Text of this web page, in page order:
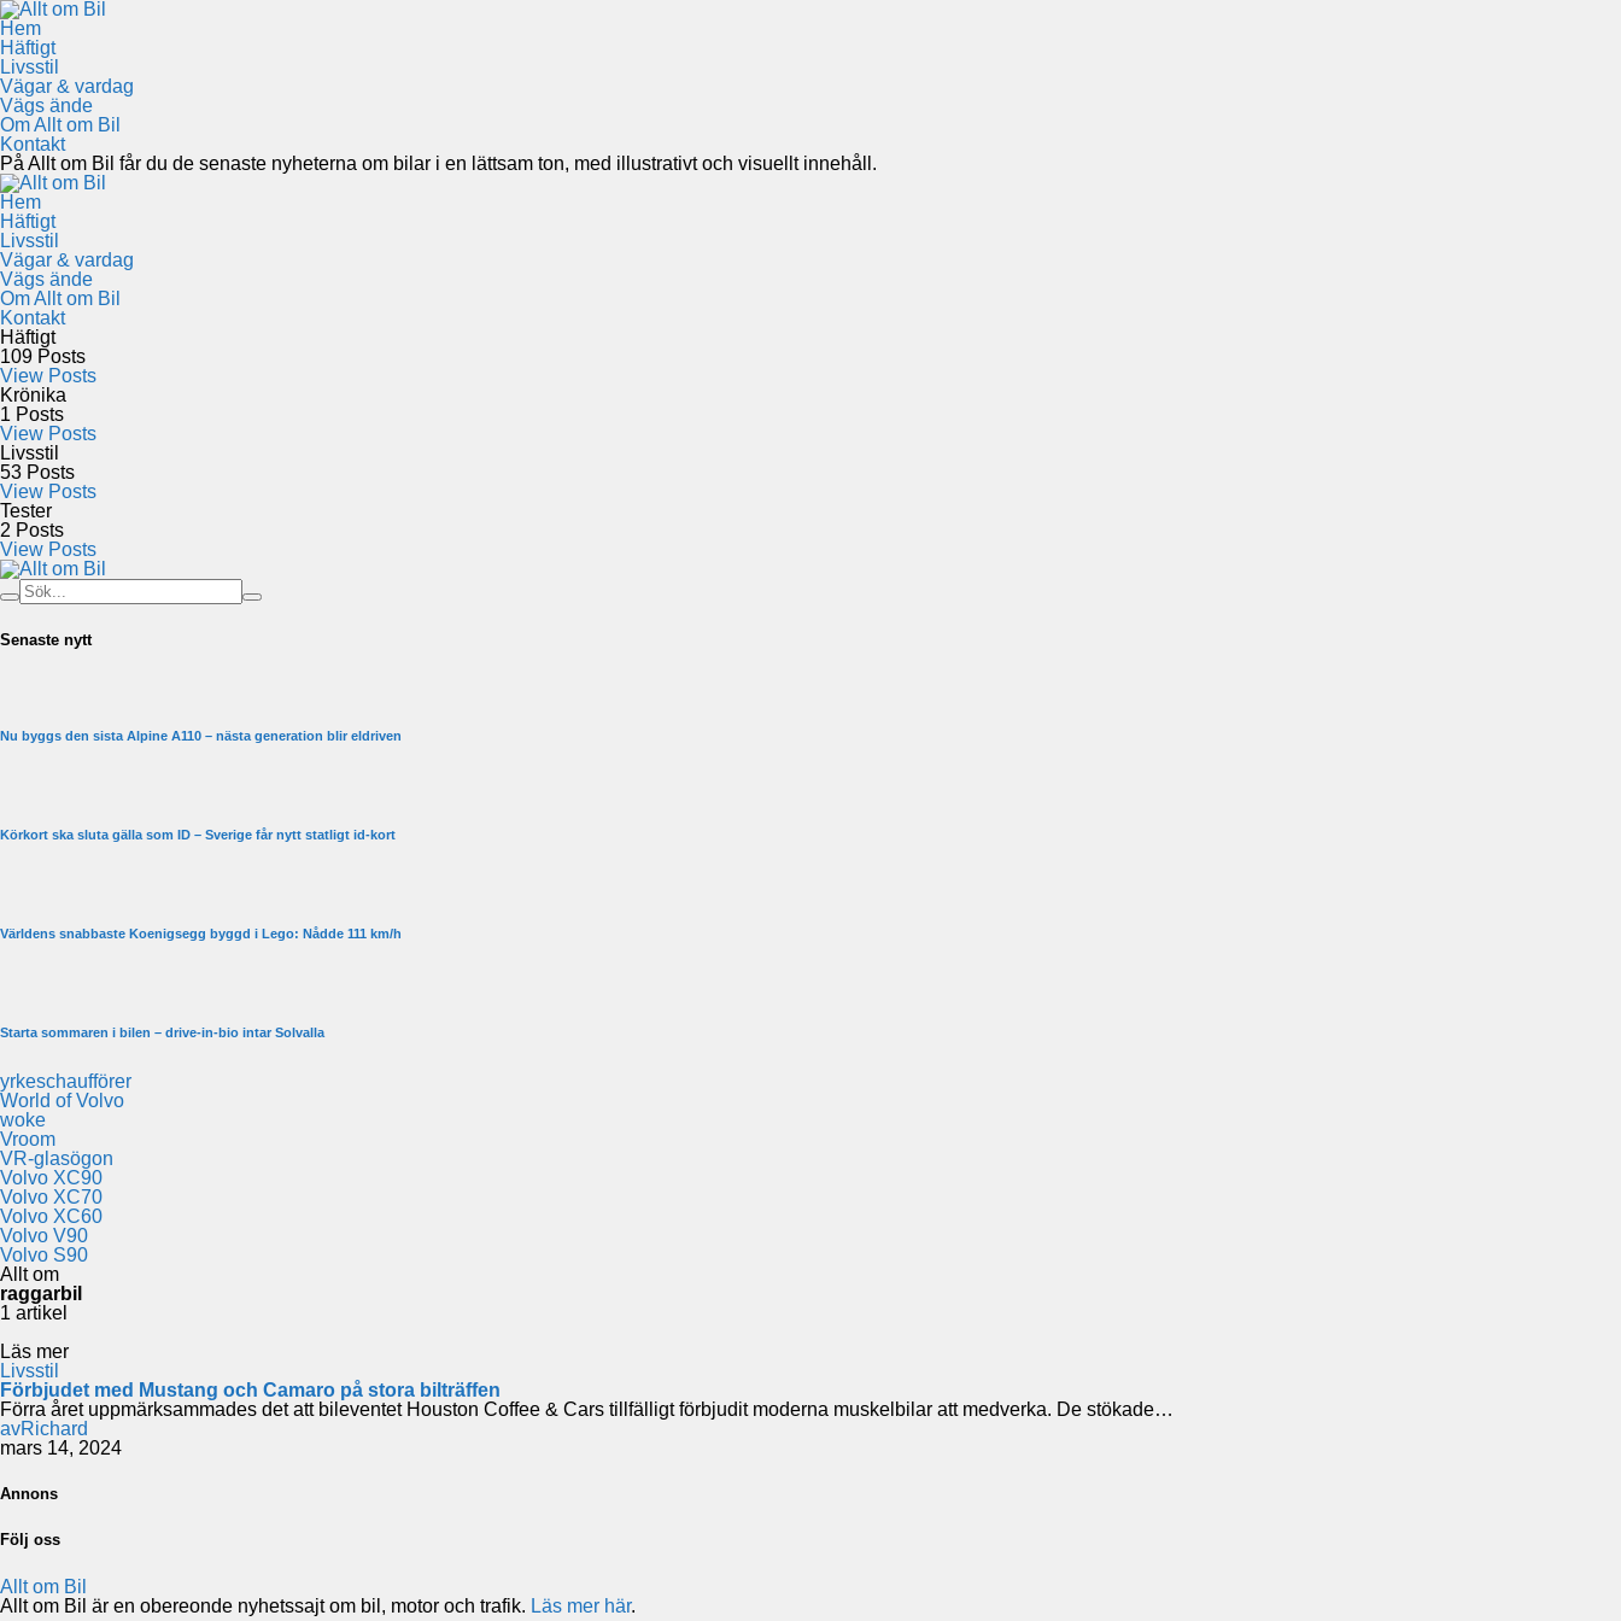
Hem
Häftigt
Livsstil
Vägar & vardag
Vägs ände
Om Allt om Bil
Kontakt
På Allt om Bil får du de senaste nyheterna om bilar i en lättsam ton, med illustrativt och visuellt innehåll.
Hem
Häftigt
Livsstil
Vägar & vardag
Vägs ände
Om Allt om Bil
Kontakt
Häftigt
109 Posts
View Posts
Krönika
1 Posts
View Posts
Livsstil
53 Posts
View Posts
Tester
2 Posts
View Posts
Senaste nytt
Nu byggs den sista Alpine A110 – nästa generation blir eldriven
Körkort ska sluta gälla som ID – Sverige får nytt statligt id-kort
Världens snabbaste Koenigsegg byggd i Lego: Nådde 111 km/h
Starta sommaren i bilen – drive-in-bio intar Solvalla
yrkeschaufförer
World of Volvo
woke
Vroom
VR-glasögon
Volvo XC90
Volvo XC70
Volvo XC60
Volvo V90
Volvo S90
Allt om
raggarbil
1 artikel
Läs mer
Livsstil
Förbjudet med Mustang och Camaro på stora bilträffen
Förra året uppmärksammades det att bileventet Houston Coffee & Cars tillfälligt förbjudit moderna muskelbilar att medverka. De stökade…
avRichard
mars 14, 2024
Annons
Följ oss
Allt om Bil
Allt om Bil är en obereonde nyhetssajt om bil, motor och trafik. Läs mer här.